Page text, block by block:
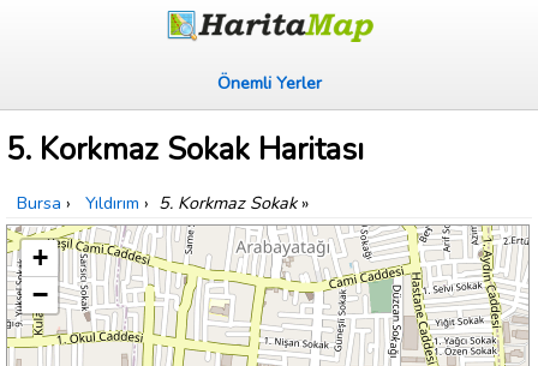
Önemli Yerler
5. Korkmaz Sokak Haritası
Bursa › Yıldırım › 5. Korkmaz Sokak»
+
−